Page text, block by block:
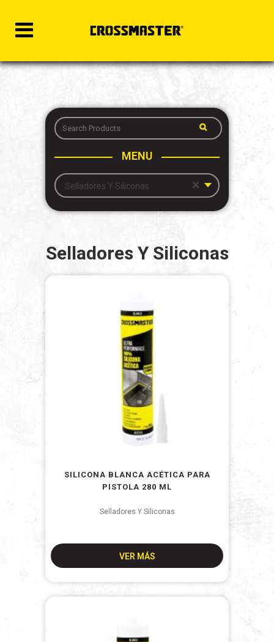
MENU
×
Selladores Y Siliconas
Selladores Y Siliconas
SILICONA BLANCA ACÉTICA PARA
PISTOLA 280 ML
Selladores Y Siliconas
VER MÁS